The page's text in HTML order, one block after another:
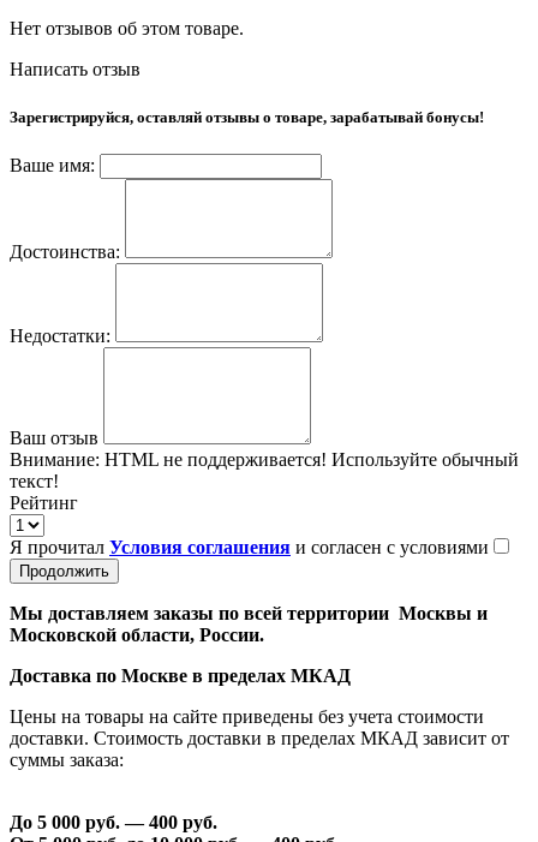
Нет отзывов об этом товаре.
Написать отзыв
Зарегистрируйся, оставляй отзывы о товаре, зарабатывай бонусы!
Ваше имя:
Достоинства:
Недостатки:
Ваш отзыв
Внимание: HTML не поддерживается! Используйте обычный
текст!
Рейтинг
Я прочитал Условия соглашения и согласен с условиями
Продолжить
Мы доставляем заказы по всей территории Москвы и
Московской области, России.
Доставка по Москве в пределах МКАД
Цены на товары на сайте приведены без учета стоимости
доставки. Стоимость доставки в пределах МКАД зависит от
суммы заказа:
До 5 000 руб. —400 руб.